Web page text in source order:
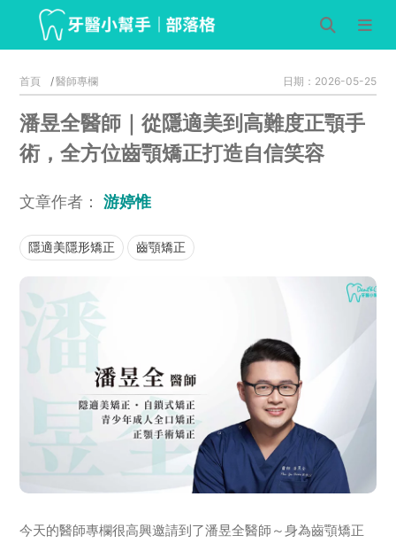
首頁 醫師專欄 日期：2026-05-25
潘昱全醫師｜從隱適美到高難度正顎手
術，全方位齒顎矯正打造自信笑容
文章作者： 游婷惟
隱適美隱形矯正 齒顎矯正
今天的醫師專欄很高興邀請到了潘昱全醫師～身為齒顎矯正